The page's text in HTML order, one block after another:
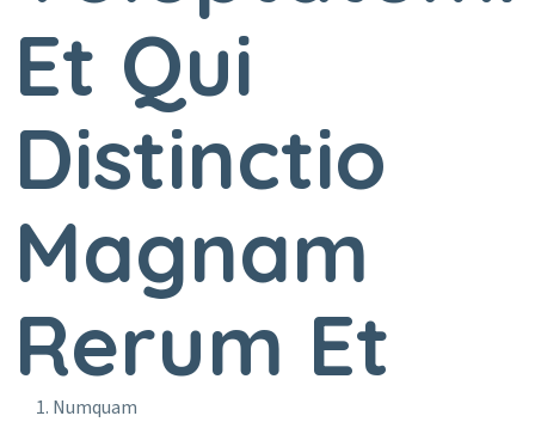
Et Qui
Distinctio
Magnam
Rerum Et
Numquam